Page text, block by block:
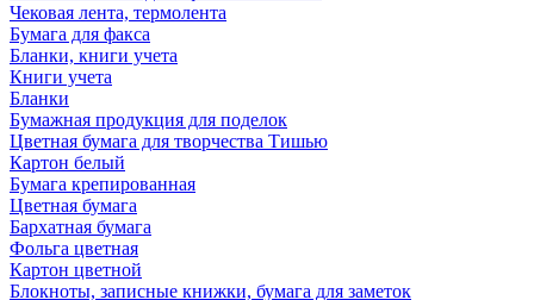
Чековая лента, термолента
Бумага для факса
Бланки, книги учета
Книги учета
Бланки
Бумажная продукция для поделок
Цветная бумага для творчества Тишью
Картон белый
Бумага крепированная
Цветная бумага
Бархатная бумага
Фольга цветная
Картон цветной
Блокноты, записные книжки, бумага для заметок